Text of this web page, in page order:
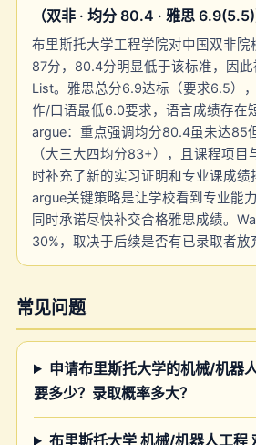
（双非 · 均分 80.4 · 雅思 6.9(5.5)
布里斯托大学工程学院对中国双非
87分，80.4分明显低于该标准，因
List。雅思总分6.9达标（要求6.5）
作/口语最低6.0要求，语言成绩存在
argue：重点强调均分80.4虽未达85
（大三大四均分83+），且课程项目
时补充了新的实习证明和专业课成绩
argue关键策略是让学校看到专业能
同时承诺尽快补交合格雅思成绩。
30%，取决于后续是否有已录取者放
常见问题
申请布里斯托大学的机械/机器
要多少？录取概率多大？
布里斯托大学 机械/机器人工程